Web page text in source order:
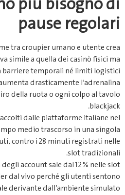
pause regolari
tra croupier umano e utente crea
simile a quella dei casinò fisici ma
barriere temporali né limiti logistici.
drasticamente l’adrenalina
della ruota o ogni colpo al tavolo
blackjack.
dalle piattaforme italiane nel
medio trascorso in una singola
contro i 28 minuti registrati nelle
slot tradizionali.
account sale dal 12 % nelle slot
dal vivo perché gli utenti sentono
derivante dall’ambiente simulato.